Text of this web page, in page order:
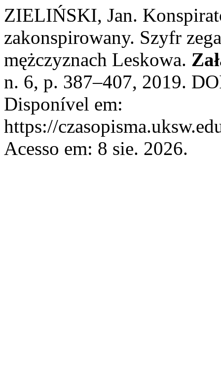
ZIELIŃSKI, Jan.
zakonspirowany. Szyfr
mężczyznach Leskowa.
n. 6, p. 387–407, 2019.
Disponível em:
https://
Acesso em: 8 sie. 2026.